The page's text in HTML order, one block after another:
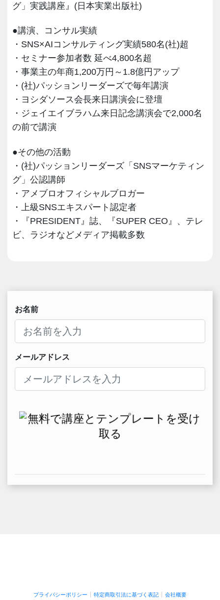
グ」実践講座』(日本実業出版社)
●講演、コンサル実績
・SNS×AIコンサルティング実績580名(社)超
・セミナー参加者数 延べ4,800名超
・事業主の年商1,200万円～1.8億円アップ
・(社)パッションリーダーズで毎年講演
・ヨシダソース会長来日講演会に登壇
・ジェイエイブラハム来日記念講演会で2,000名
の前で講演
●その他の活動
・(社)パッションリーダーズ「SNSマーケティン
グ」公認講師
・アメブロオフィシャルブロガー
・上級SNSエキスパート認定者
・『PRESIDENT』誌、『SUPER CEO』、テレ
ビ、ラジオなどメディア掲載多数
お名前
メールアドレス
プライバシーポリシー 特定商取引法に基づく表記 会社概要